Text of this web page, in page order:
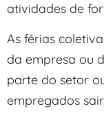
atividades de
As férias
da empresa ou
parte do setor
empregados